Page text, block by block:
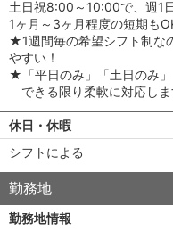
土日祝8:00～10:00で、週1
1ヶ月～3ヶ月程度の短期も
★1週間毎の希望シフト制な
やすい！
★「平日のみ」「土日のみ」
できる限り柔軟に対応しま
休日・休暇
シフトによる
勤務地
勤務地情報